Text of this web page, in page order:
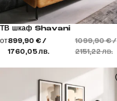
ТВ шкаф Shavani
от899,90 € /
1760,05 лв.
1099,90 € /
2151,22 лв.